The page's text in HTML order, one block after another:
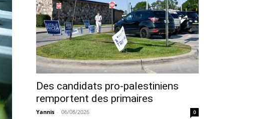
Des candidats pro-palestiniens
remportent des primaires
Yannis - 06/08/2026 0